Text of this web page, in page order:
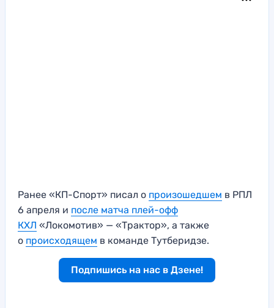
Ранее «КП-Спорт» писал о произошедшем в РПЛ
6 апреля и после матча плей-офф
КХЛ «Локомотив» — «Трактор», а также
о происходящем в команде Тутберидзе.
Подпишись на нас в Дзене!